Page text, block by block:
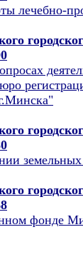
лечебно-
фонде